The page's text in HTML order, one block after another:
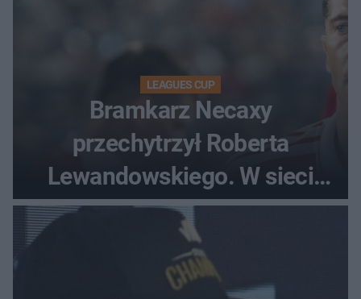
LEAGUES CUP
Bramkarz Necaxy
przechytrzył Roberta
Lewandowskiego. W sieci
krąży wideo z tego pojedynku